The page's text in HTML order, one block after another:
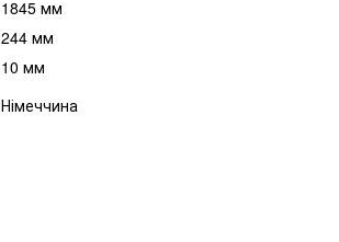
1845 мм
244 мм
10 мм
Німеччина